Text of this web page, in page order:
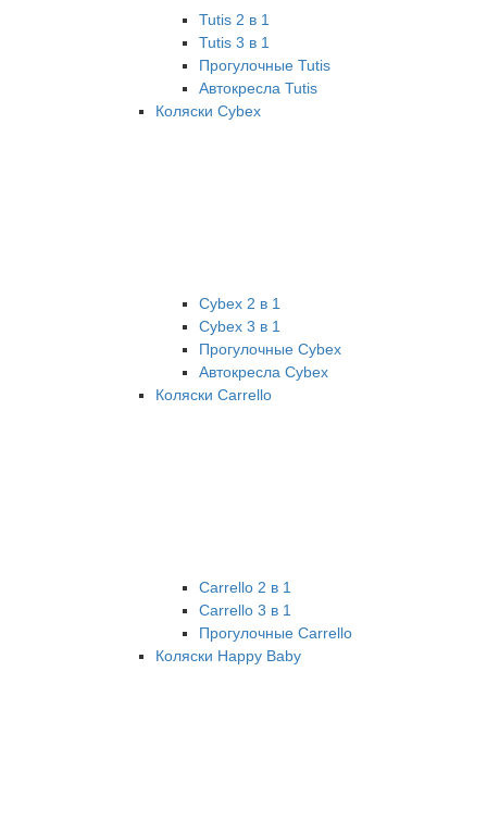
Tutis 2 в 1
Tutis 3 в 1
Прогулочные Tutis
Автокресла Tutis
Коляски Cybex
Cybex 2 в 1
Cybex 3 в 1
Прогулочные Cybex
Автокресла Cybex
Коляски Carrello
Carrello 2 в 1
Carrello 3 в 1
Прогулочные Carrello
Коляски Happy Baby